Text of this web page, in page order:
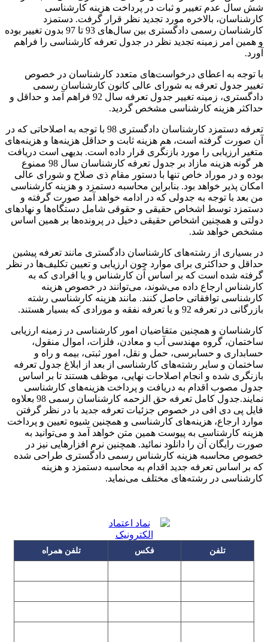
شش سال عدم تغییر و ثبات در پرداخت هزینه کارشناسی
کارشناسان، بالاخره مورد تجدید نظر قرار گرفت. دستمزد
کارشناسان رسمی دادگستری بین سال‌های 93 تا 97 بدون تغییر بوده
و همین امر زمینه تجدید نظر در جدول تعرفه کارشناسی را فراهم
آورد.
با توجه به اعطای درخواست‌های متعدد کارشناسان در خصوص
تغییر جدول تعرفه به شورای عالی کانون کارشناسان رسمی
دادگستری، زمینه تغییر جدول تعرفه سال 92 فراهم آمد و حداقل و
حداکثر هزینه کارشناسی مشخص گردید.
تعرفه دستمزد کارشناسان دادگستری 98 با توجه به اصلاحاتی که در
آن صورت گرفته است، هم هزینه ثابت و حداقل هزینه‌ها و هزینه‌های
متغیر ارزیابی را مورد بازنگری قرار داده است. بدیهی است دریافت
هر گونه هزینه مازاد بر جدول تعرفه کارشناسان سال 98 ممنوع
بوده و در موراد خاص تنها با دستور مقام ذی صلاح و شورای عالی
امکان پذیر خواهد بود. بنابراین محاسبه دستمزد و هزینه کارشناسی
من بعد با توجه به جدولی که در ادامه خواهد آمد صورت گرفته و
دستمزد توسط اشخاص حقیقی و حقوقی شامل دستگاه‌ها و نهاد‌های
دولتی و همچنین اشخاص حقیقی دخیل در پرونده‌ها بر همین اساس
مشخص خواهد شد.
در بسیاری از رشته‌های کارشناسان دادگستری مانند تعرفه پیشین
حداقل و حداکثری برای موارد چون ارزیابی و تعیین تکلیف‌ها در نظر
گرفته شده است که بر اساس آن کارشناس و یا افرادی که به
کارشناس ارجاع داده می‌شوند، می‌توانند در خصوص هزینه
کارشناسی توافقاتی حاصل کنند. مانند هزینه کارشناسی رشته
بازرگانی در تعرفه 92 و یا تعرفه نفقه و مورادی که بسیار هستند.
کارشناسان و همچنین متقاضیان امور کارشناسی در زمینه ارزیابی
ساختمان، گروه مهندسی آب و معادن، فلزات، اموال منقول،
حسابداری و حسابرسی، حمل و نقل، امور ثبتی، بیمه و راه و
ساختمان و سایر رشته‌های کارشناسی از بعد از ابلاغ جدول تعرفه
بازنگری شده و انجام اصلاحات نهایی، موظف هستند تا بر اساس
جدول مصوب اقدام به دریافت و پرداخت هزینه‌های کارشناسی
نمایند.جدول کامل تعرفه حق الزحمه کارشناسان رسمی 98 بعلاوه
فایل پی دی افی در خصوص جزئیات تعرفه جدید با در نظر گرفتن
موارد ارجاع، هزینه‌های کارشناسی و همچنین شیوه تعیین و پرداخت
هزینه کارشناسی به پیوست همین متن خواهد آمد و می‌توانید به
صورت رایگان آن را دانلود نمائید. همچنین نرم افزار‌هایی نیز در
خصوص محاسبه هزینه کارشناس رسمی دادگستری طراحی شده
که بر اساس تعرفه‌ جدید اقدام به محاسبه دستمزد و هزینه
کارشناسی در رشته‌های مختلف می‌نماید.
تلفن فکس تلفن همراه